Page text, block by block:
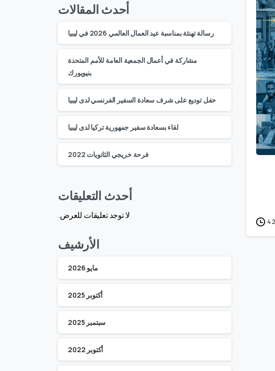
أحدث المقالات
رسالة تهنئة بمناسبة عيد العمال العالمي 2026 في ليبيا
مشاركة في أعمال الجمعية العامة للأمم المتحدة
بنيويورك
حفل توديع على شرف سعادة السفير الفرنسي لدى ليبيا
لقاء بسعادة سفير جمهورية تركيا لدى ليبيا
فرحة خريجي الثانويات 2022
أحدث التعليقات
لا توجد تعليقات للعرض.
الأرشيف
مايو 2026
أكتوبر 2025
سبتمبر 2025
أكتوبر 2022